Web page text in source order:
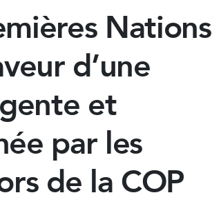
Nations
d’une
et
par les
de la COP